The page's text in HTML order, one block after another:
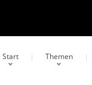
Start Themen